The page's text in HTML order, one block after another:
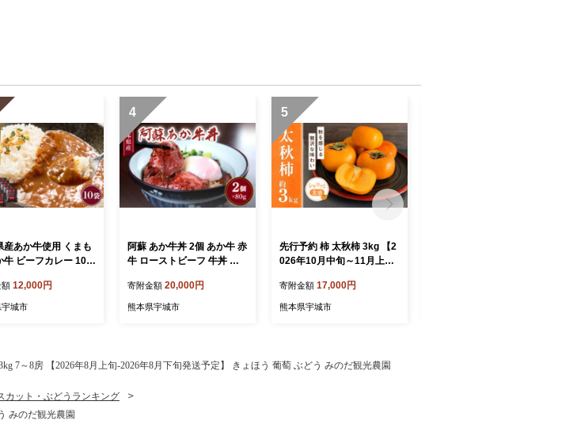
産あか牛使用 くまも
牛 ビーフカレー 10人
ー ビーフカレー あか
ー あか牛 あかうし
額 12,000円
城市
4
阿蘇 あか牛丼 2個 あか牛 赤
牛 ローストビーフ 牛丼 牛
凍 簡単調理
寄附金額 20,000円
熊本県宇城市
5
先行予約 柿 太秋柿 3kg 【2
026年10月中旬～11月上旬
級 大玉 上品 甘い フルーツ
果物 国産 九州 シャリシャ
秋 贈答 熊本県 宇城市 くま
寄附金額 17,000円
熊本県宇城市
7～8房 【2026年8月上旬-2026年8月下旬発送予定】 きょほう 葡萄 ぶどう みのだ観光農園
カット・ぶどうランキング
みのだ観光農園